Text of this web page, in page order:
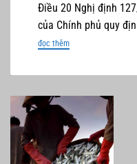
Điều 20 Nghị định
của Chính phủ quy
đọc thêm